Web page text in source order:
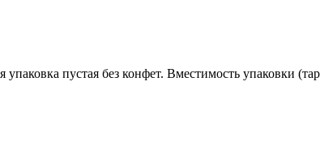
пустая без конфет. Вместимость упаковки